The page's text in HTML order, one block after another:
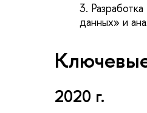
данных» и
2020 г.